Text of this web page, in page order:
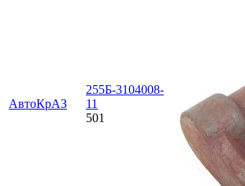
АвтоКрАЗ
255Б-3104008-
11
501